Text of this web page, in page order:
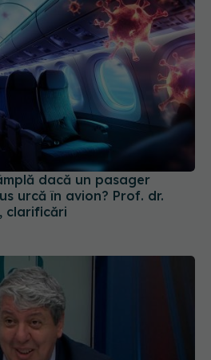
urcă în avion? Prof. dr.
clarificări